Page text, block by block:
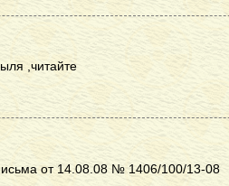
,читайте
от 14.08.08 № 1406/100/13-08